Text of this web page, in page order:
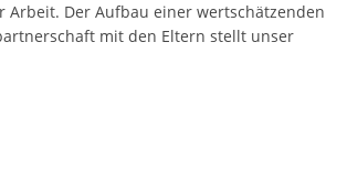
Arbeit. Der Aufbau einer wertschätzenden
mit den Eltern stellt unser